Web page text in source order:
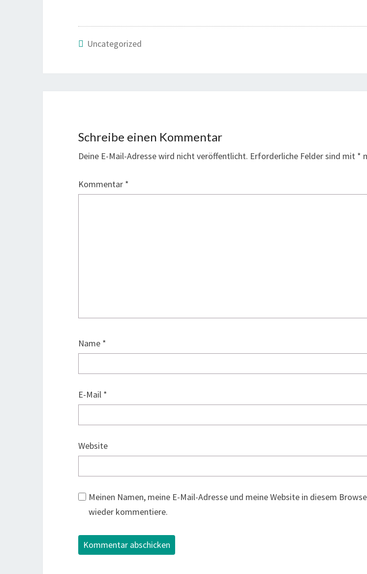
Uncategorized
Schreibe einen Kommentar
Deine E-Mail-Adresse wird nicht veröffentlicht. Erforderliche Felder sind mit *
Kommentar *
Name *
E-Mail *
Website
Meinen Namen, meine E-Mail-Adresse und meine Website in diesem
wieder kommentiere.